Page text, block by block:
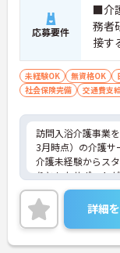
応募要件
■介
務者
接す
視す
未経験OK 無資格OK
社会保険完備
交通費支
訪問入浴介護事業
3月時点）の介護サ
介護未経験からス
りとしたサポート
けます。お風呂に
差し伸べてあげら
です。ご興味ある
さらに詳細をお話
ください！
詳細